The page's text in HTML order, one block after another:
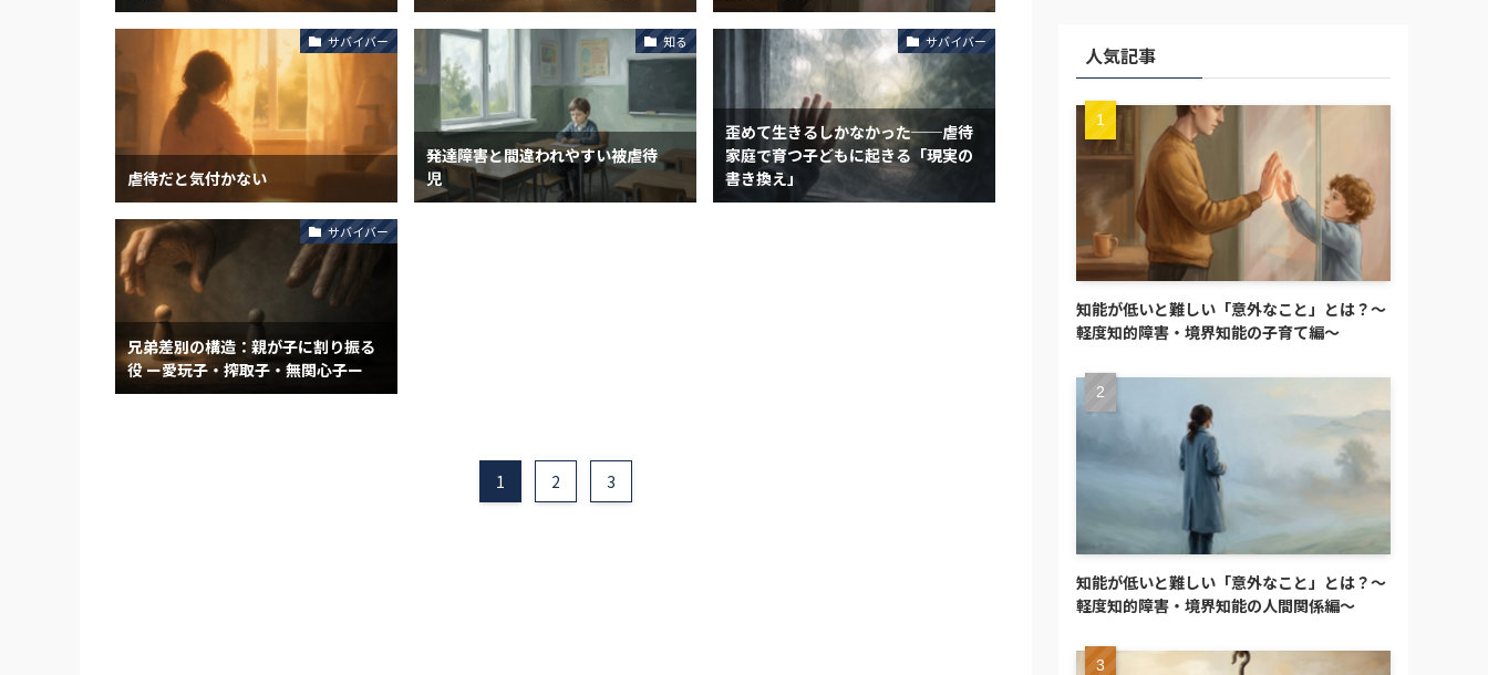
サバイバー
虐待だと気付かない
知る
発達障害と間違われやすい被虐待
児
サバイバー
歪めて生きるしかなかった──虐待
家庭で育つ子どもに起きる「現実の
書き換え」
サバイバー
兄弟差別の構造：親が子に割り振る
役 ー愛玩子・搾取子・無関心子ー
1 2 3
人気記事
知能が低いと難しい「意外なこと」とは？～
軽度知的障害・境界知能の子育て編～
知能が低いと難しい「意外なこと」とは？～
軽度知的障害・境界知能の人間関係編～